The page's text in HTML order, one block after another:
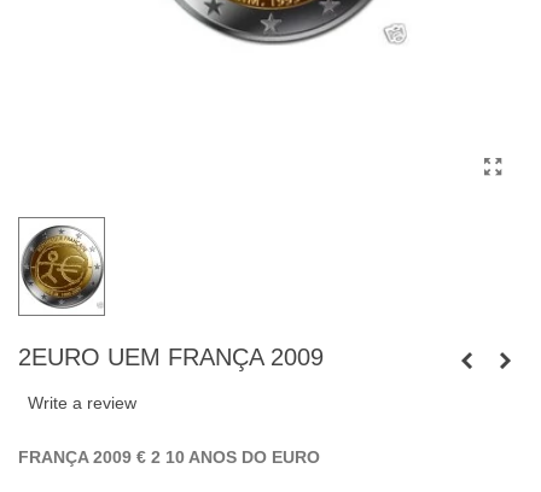
2EURO UEM FRANÇA 2009
Write a review
FRANÇA 2009 € 2 10 ANOS DO EURO